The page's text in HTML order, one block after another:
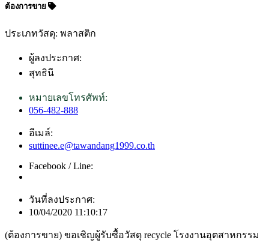
ต้องการขาย
ประเภทวัสดุ: พลาสติก
ผู้ลงประกาศ:
สุทธินี
หมายเลขโทรศัพท์:
056-482-888
อีเมล์:
suttinee.e@tawandang1999.co.th
Facebook / Line:
วันที่ลงประกาศ:
10/04/2020 11:10:17
(ต้องการขาย) ขอเชิญผู้รับซื้อวัสดุ recycle โรงงานอุตสาหกรรม